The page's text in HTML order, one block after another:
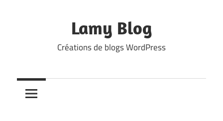
Lamy Blog
Créations de blogs WordPress